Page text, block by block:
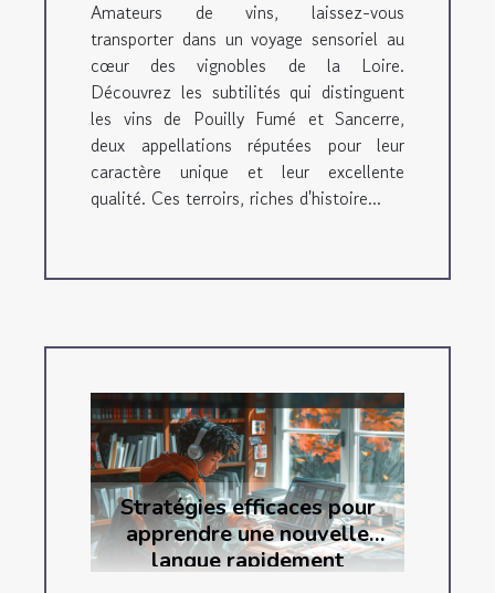
Amateurs de vins, laissez-vous
transporter dans un voyage sensoriel au
cœur des vignobles de la Loire.
Découvrez les subtilités qui distinguent
les vins de Pouilly Fumé et Sancerre,
deux appellations réputées pour leur
caractère unique et leur excellente
qualité. Ces terroirs, riches d'histoire...
Stratégies efficaces pour
apprendre une nouvelle
langue rapidement